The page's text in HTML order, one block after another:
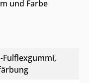
und Farbe
Fulflexgummi,